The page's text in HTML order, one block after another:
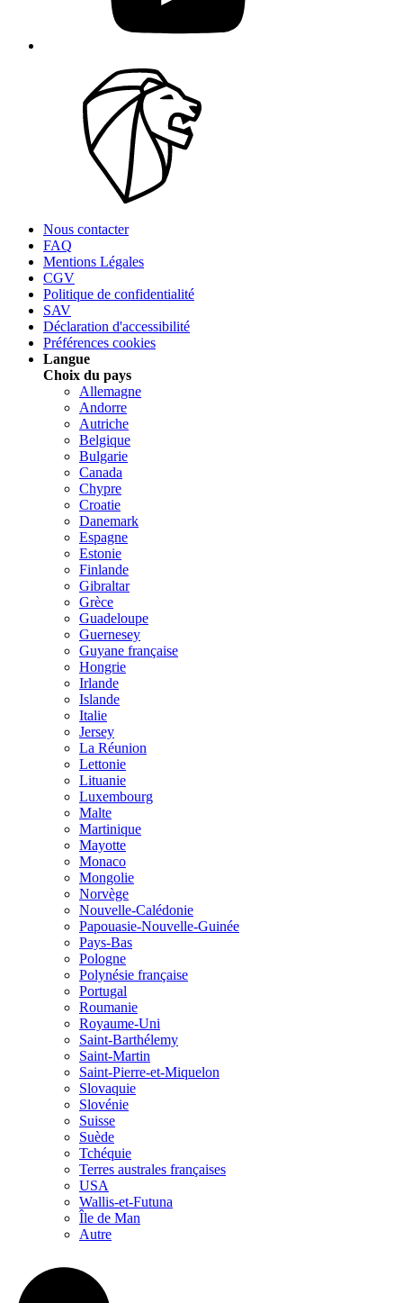
Nous contacter
FAQ
Mentions Légales
CGV
Politique de confidentialité
SAV
Déclaration d'accessibilité
Préférences cookies
Langue
Choix du pays
Allemagne
Andorre
Autriche
Belgique
Bulgarie
Canada
Chypre
Croatie
Danemark
Espagne
Estonie
Finlande
Gibraltar
Grèce
Guadeloupe
Guernesey
Guyane française
Hongrie
Irlande
Islande
Italie
Jersey
La Réunion
Lettonie
Lituanie
Luxembourg
Malte
Martinique
Mayotte
Monaco
Mongolie
Norvège
Nouvelle-Calédonie
Papouasie-Nouvelle-Guinée
Pays-Bas
Pologne
Polynésie française
Portugal
Roumanie
Royaume-Uni
Saint-Barthélemy
Saint-Martin
Saint-Pierre-et-Miquelon
Slovaquie
Slovénie
Suisse
Suède
Tchéquie
Terres australes françaises
USA
Wallis-et-Futuna
Île de Man
Autre